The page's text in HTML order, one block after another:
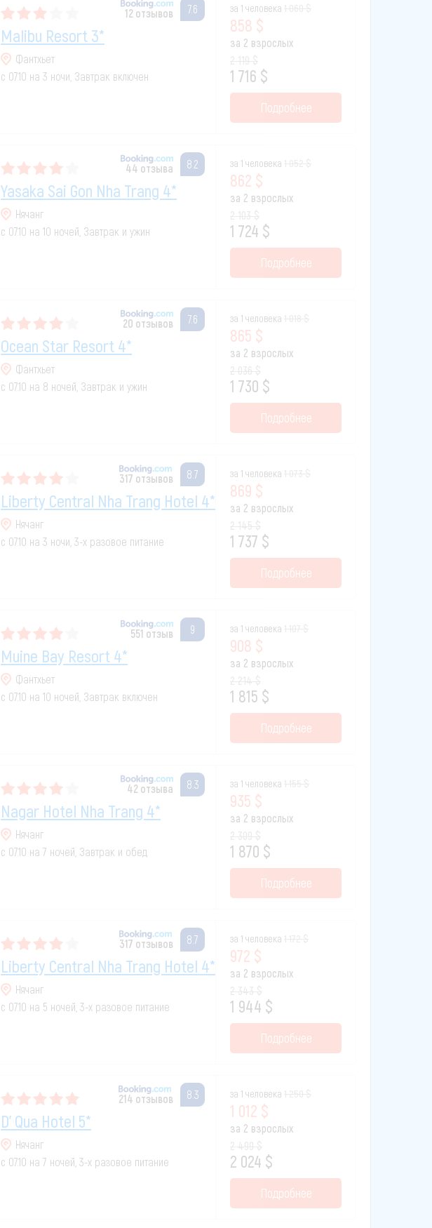
12 отзывов 7.6
Malibu Resort 3*
Фантхьет
с 07.10 на 3 ночи, Завтрак включен
за 1 человека
858 $
за 2 взрослых
1 716 $
Подробнее
44 отзыва 8.2
Yasaka Sai Gon Nha Trang 4*
Нячанг
с 07.10 на 10 ночей, Завтрак и ужин
за 1 человека
862 $
за 2 взрослых
1 724 $
Подробнее
20 отзывов 7.6
Ocean Star Resort 4*
Фантхьет
с 07.10 на 8 ночей, Завтрак и ужин
за 1 человека
865 $
за 2 взрослых
1 730 $
Подробнее
317 отзывов 8.7
Liberty Central Nha Trang Hotel 4*
Нячанг
с 07.10 на 3 ночи, 3-х разовое питание
за 1 человека
869 $
за 2 взрослых
1 737 $
Подробнее
551 отзыв 9
Muine Bay Resort 4*
Фантхьет
с 07.10 на 10 ночей, Завтрак включен
за 1 человека
908 $
за 2 взрослых
1 815 $
Подробнее
42 отзыва 8.3
Nagar Hotel Nha Trang 4*
Нячанг
с 07.10 на 7 ночей, Завтрак и обед
за 1 человека
935 $
за 2 взрослых
1 870 $
Подробнее
317 отзывов 8.7
Liberty Central Nha Trang Hotel 4*
Нячанг
с 07.10 на 5 ночей, 3-х разовое питание
за 1 человека
972 $
за 2 взрослых
1 944 $
Подробнее
214 отзывов 8.3
D’ Qua Hotel 5*
Нячанг
с 07.10 на 7 ночей, 3-х разовое питание
за 1 человека
1 012 $
за 2 взрослых
2 024 $
Подробнее